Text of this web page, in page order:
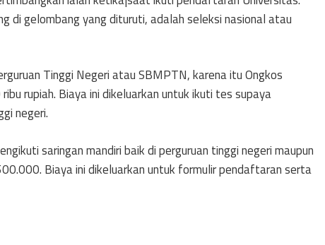
di gelombang yang dituruti, adalah seleksi nasional atau
Tinggi Negeri atau SBMPTN, karena itu Ongkos
rupiah. Biaya ini dikeluarkan untuk ikuti tes supaya
negeri.
saringan mandiri baik di perguruan tinggi negeri maupun
Biaya ini dikeluarkan untuk formulir pendaftaran serta